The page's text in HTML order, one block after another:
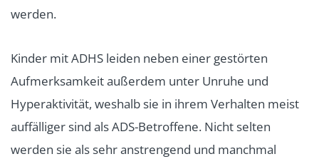
werden.
Kinder mit ADHS leiden neben einer gestörten
Aufmerksamkeit außerdem unter Unruhe und
Hyperaktivität, weshalb sie in ihrem Verhalten meist
auffälliger sind als ADS-Betroffene. Nicht selten
werden sie als sehr anstrengend und manchmal